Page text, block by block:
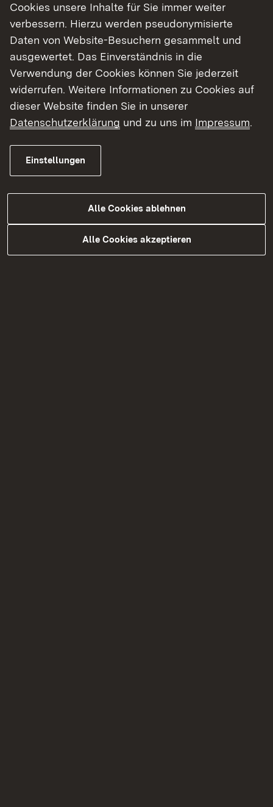
Finde dein Studium in Baden-Württemberg
Cookies unsere Inhalte für Sie immer weiter
verbessern. Hierzu werden pseudonymisierte
Daten von Website-Besuchern gesammelt und
ausgewertet. Das Einverständnis in die
Verwendung der Cookies können Sie jederzeit
widerrufen. Weitere Informationen zu Cookies auf
dieser Website finden Sie in unserer
Datenschutzerklärung und zu uns im Impressum.
Einstellungen
Alle Cookies ablehnen
Alle Cookies akzeptieren